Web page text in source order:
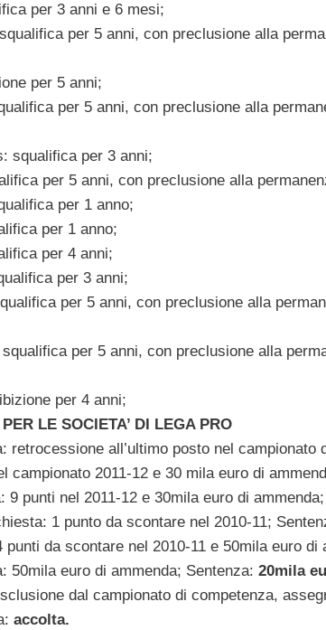
per 3 anni e 6 mesi;
per 5 anni, con preclusione alla
per 5 anni;
per 5 anni, con preclusione alla
squalifica per 3 anni;
per 5 anni, con preclusione alla
per 1 anno;
per 1 anno;
per 4 anni;
per 3 anni;
per 5 anni, con preclusione alla
per 5 anni, con preclusione alla
per 4 anni;
LE SOCIETA’ DI LEGA PRO
retrocessione all’ultimo posto nel campionato
campionato 2011-12 e 30 mila euro di
9 punti nel 2011-12 e 30mila euro di
1 punto da scontare nel 2010-11;
da scontare nel 2010-11 e 50mila euro di
50mila euro di ammenda; Sentenza: 20mila
dal campionato di competenza,
accolta.